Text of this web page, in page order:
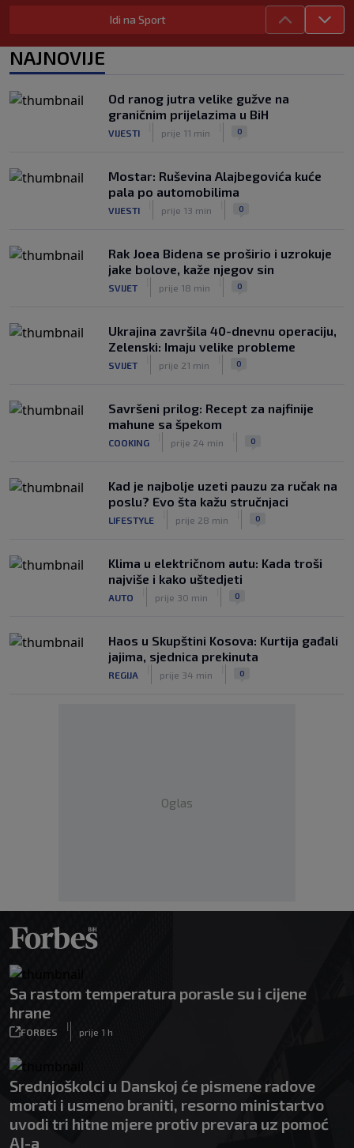
Rivalstvo je ostalo po strani: Real
WNBA igračice odgovorile Kanteru
nakon provokacije: "Nećemo biti
politički pijuni"
Idi na Sport
NAJNOVIJE
Od ranog jutra velike gužve na
graničnim prijelazima u BiH
VIJESTI prije 11 min 0
Mostar: Ruševina Alajbegovića kuće
pala po automobilima
VIJESTI prije 13 min 0
Rak Joea Bidena se proširio i uzrokuje
jake bolove, kaže njegov sin
SVIJET prije 18 min 0
Ukrajina završila 40-dnevnu operaciju,
Zelenski: Imaju velike probleme
SVIJET prije 21 min 0
Savršeni prilog: Recept za najfinije
mahune sa špekom
COOKING prije 24 min 0
Kad je najbolje uzeti pauzu za ručak na
poslu? Evo šta kažu stručnjaci
LIFESTYLE prije 28 min 0
Klima u električnom autu: Kada troši
najviše i kako uštedjeti
AUTO prije 30 min 0
Haos u Skupštini Kosova: Kurtija gađali
jajima, sjednica prekinuta
REGIJA prije 34 min 0
Oglas
Sa rastom temperatura porasle su i cijene
hrane
FORBES
|
prije 1 h
Srednjoškolci u Danskoj će pismene radove
morati i usmeno braniti, resorno ministartvo
uvodi tri hitne mjere protiv prevara uz pomoć
AI-a